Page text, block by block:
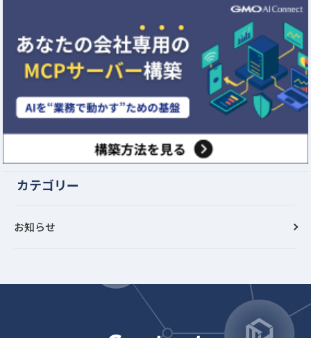
カテゴリー
お知らせ